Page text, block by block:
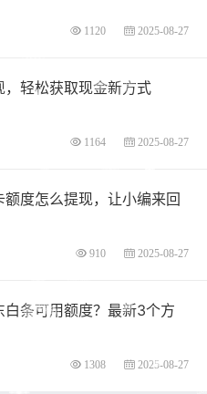
1120 2025-08-27
，轻松获取现金新方式
1164 2025-08-27
度怎么提现，让小编来回
910 2025-08-27
白条可用额度？最新3个方
1308 2025-08-27